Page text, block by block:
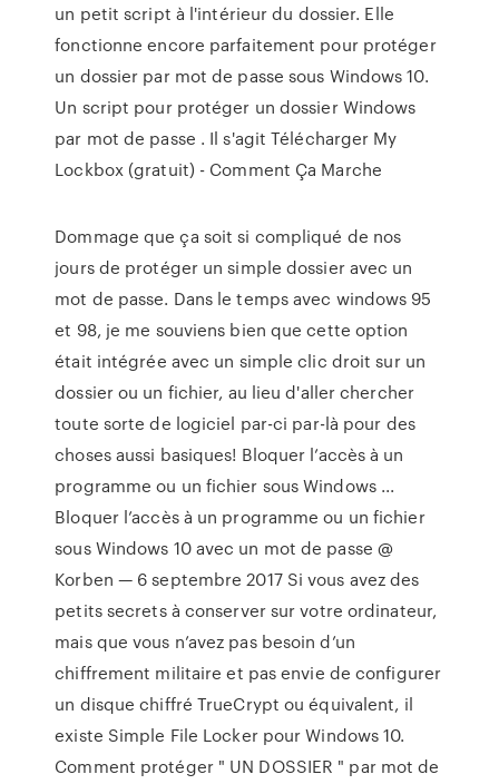
un petit script à l'intérieur du dossier. Elle
fonctionne encore parfaitement pour protéger
un dossier par mot de passe sous Windows 10.
Un script pour protéger un dossier Windows
par mot de passe . Il s'agit Télécharger My
Lockbox (gratuit) - Comment Ça Marche
Dommage que ça soit si compliqué de nos
jours de protéger un simple dossier avec un
mot de passe. Dans le temps avec windows 95
et 98, je me souviens bien que cette option
était intégrée avec un simple clic droit sur un
dossier ou un fichier, au lieu d'aller chercher
toute sorte de logiciel par-ci par-là pour des
choses aussi basiques! Bloquer l’accès à un
programme ou un fichier sous Windows ...
Bloquer l’accès à un programme ou un fichier
sous Windows 10 avec un mot de passe @
Korben — 6 septembre 2017 Si vous avez des
petits secrets à conserver sur votre ordinateur,
mais que vous n’avez pas besoin d’un
chiffrement militaire et pas envie de configurer
un disque chiffré TrueCrypt ou équivalent, il
existe Simple File Locker pour Windows 10.
Comment protéger " UN DOSSIER " par mot de